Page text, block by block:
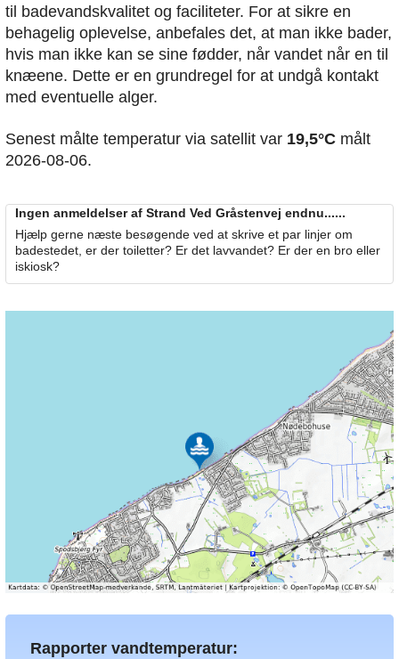
til badevandskvalitet og faciliteter. For at sikre en
behagelig oplevelse, anbefales det, at man ikke bader,
hvis man ikke kan se sine fødder, når vandet når en til
knæene. Dette er en grundregel for at undgå kontakt
med eventuelle alger.
Senest målte temperatur via satellit var 19,5°C målt
2026-08-06.
Ingen anmeldelser af Strand Ved Gråstenvej endnu......
Hjælp gerne næste besøgende ved at skrive et par linjer om
badestedet, er der toiletter? Er det lavvandet? Er der en bro eller
iskiosk?
Rapporter vandtemperatur: